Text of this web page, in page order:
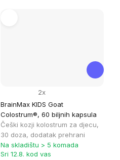
BrainMax KIDS Goat
Colostrum®, 60 biljnih kapsula
Češki kozji kolostrum za djecu,
30 doza, dodatak prehrani
2x
Na skladištu > 5 komada
Sri 12.8. kod vas